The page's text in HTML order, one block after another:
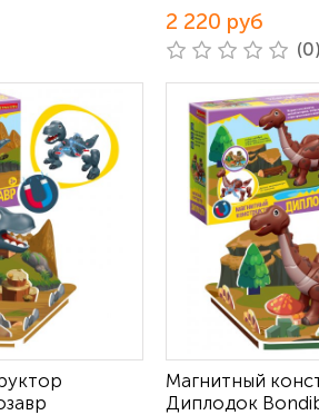
2 220 руб
Магнитный
Диплодок